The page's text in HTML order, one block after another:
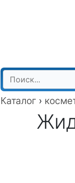
Каталог ›